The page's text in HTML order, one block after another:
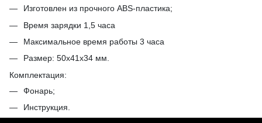
Изготовлен из прочного ABS-пластика;
Время зарядки 1,5 часа
Максимальное время работы 3 часа
Размер: 50х41х34 мм.
Комплектация:
Фонарь;
Инструкция.